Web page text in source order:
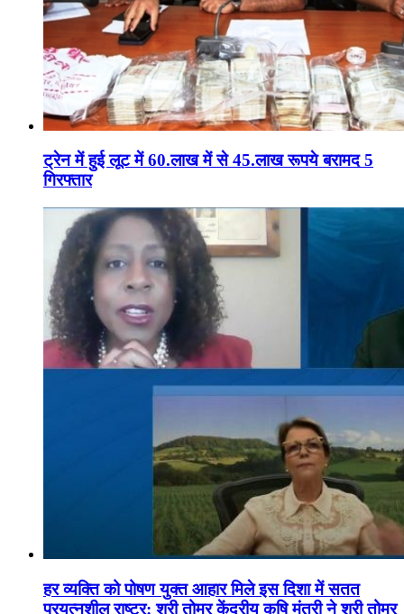
ट्रेन में हुई लूट में 60.लाख में से 45.लाख रूपये बरामद 5
गिरफ्तार
हर व्यक्ति को पोषण युक्त आहार मिले इस दिशा में सतत
प्रयत्नशील राष्ट्र: श्री तोमर केंद्रीय कृषि मंत्री ने श्री तोमर